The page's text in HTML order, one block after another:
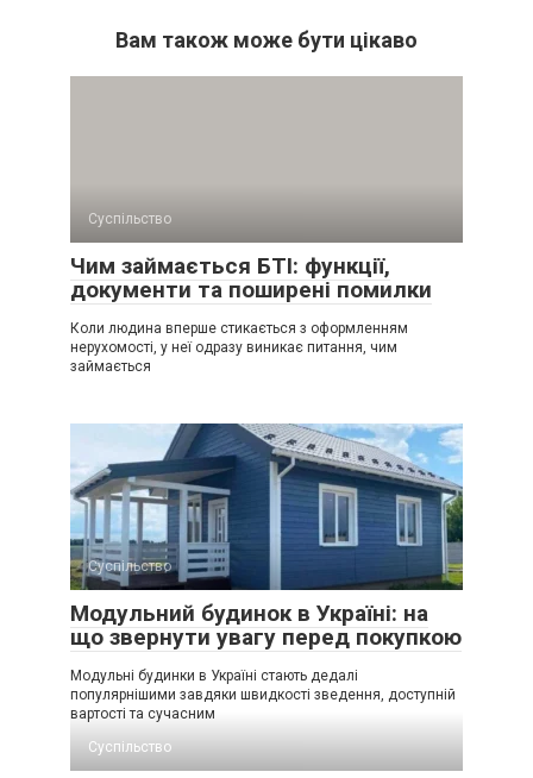
Вам також може бути цікаво
Суспільство
Чим займається БТІ: функції,
документи та поширені помилки
Коли людина вперше стикається з оформленням
нерухомості, у неї одразу виникає питання, чим
займається
Суспільство
Модульний будинок в Україні: на
що звернути увагу перед покупкою
Модульні будинки в Україні стають дедалі
популярнішими завдяки швидкості зведення, доступній
вартості та сучасним
Суспільство